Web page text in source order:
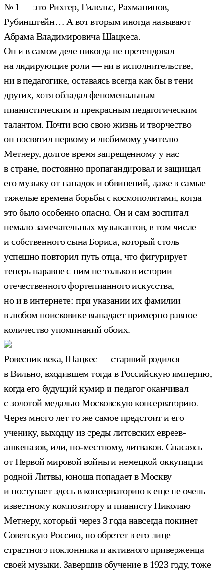
№ 1 — это Рихтер, Гилельс, Рахманинов,
Рубинштейн… А вот вторым иногда называют
Абрама Владимировича Шацкеса.
Он и в самом деле никогда не претендовал
на лидирующие роли — ни в исполнительстве,
ни в педагогике, оставаясь всегда как бы в тени
других, хотя обладал феноменальным
пианистическим и прекрасным педагогическим
талантом. Почти всю свою жизнь и творчество
он посвятил первому и любимому учителю
Метнеру, долгое время запрещенному у нас
в стране, постоянно пропагандировал и защищал
его музыку от нападок и обвинений, даже в самые
тяжелые времена борьбы с космополитами, когда
это было особенно опасно. Он и сам воспитал
немало замечательных музыкантов, в том числе
и собственного сына Бориса, который столь
успешно повторил путь отца, что фигурирует
теперь наравне с ним не только в истории
отечественного фортепианного искусства,
но и в интернете: при указании их фамилии
в любом поисковике выпадает примерно равное
количество упоминаний обоих.
Ровесник века, Шацкес — старший родился
в Вильно, входившем тогда в Российскую империю,
когда его будущий кумир и педагог оканчивал
с золотой медалью Московскую консерваторию.
Через много лет то же самое предстоит и его
ученику, выходцу из среды литовских евреев-
ашкеназов, или, по-местному, литваков. Спасаясь
от Первой мировой войны и немецкой оккупации
родной Литвы, юноша попадает в Москву
и поступает здесь в консерваторию к еще не очень
известному композитору и пианисту Николаю
Метнеру, который через 3 года навсегда покинет
Советскую Россию, но обретет в его лице
страстного поклонника и активного приверженца
своей музыки. Завершив обучение в 1923 году, тоже